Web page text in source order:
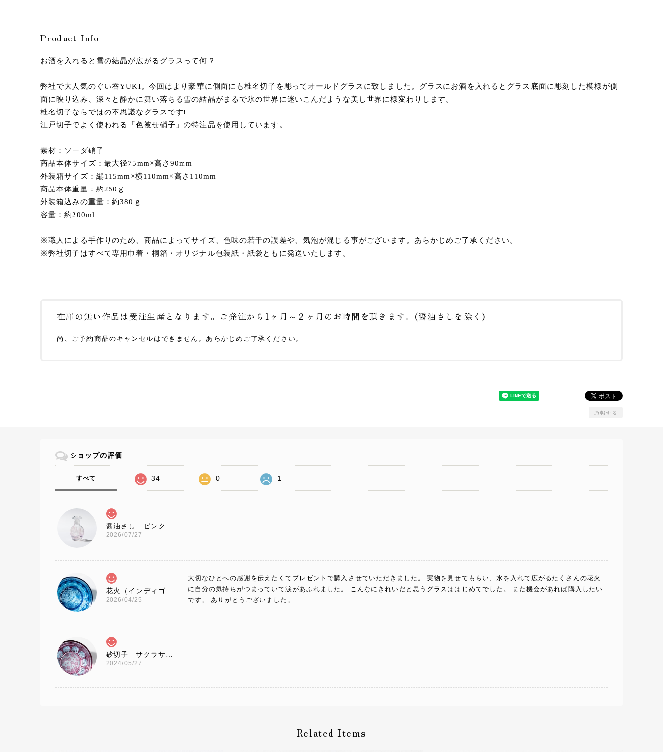
Product Info
お酒を入れると雪の結晶が広がるグラスって何？
弊社で大人気のぐい吞YUKI。今回はより豪華に側面にも椎名切子を彫ってオールドグラスに致しました。グラスにお酒を入れるとグラス底面に彫刻した模様が側
面に映り込み、深々と静かに舞い落ちる雪の結晶がまるで氷の世界に迷いこんだような美し世界に様変わりします。
椎名切子ならではの不思議なグラスです!
江戸切子でよく使われる「色被せ硝子」の特注品を使用しています。
素材：ソーダ硝子
商品本体サイズ：最大径75mm×高さ90mm
外装箱サイズ：縦115mm×横110mm×高さ110mm
商品本体重量：約250ｇ
外装箱込みの重量：約380ｇ
容量：約200ml
※職人による手作りのため、商品によってサイズ、色味の若干の誤差や、気泡が混じる事がございます。あらかじめご了承ください。
※弊社切子はすべて専用巾着・桐箱・オリジナル包装紙・紙袋ともに発送いたします。
在庫の無い作品は受注生産となります。ご発注から1ヶ月～２ヶ月のお時間を頂きます。(醤油さしを除く)
尚、ご予約商品のキャンセルはできません。あらかじめご了承ください。
通報する
ショップの評価
すべて 34 0 1
醤油さし ピンク
2026/07/27
花火（インディゴ×ライトブルー）大サイズ
2026/04/25
大切なひとへの感謝を伝えたくてプレゼントで購入させていただきました。 実物を見せてもらい、水を入れて広がるたくさんの花火
に自分の気持ちがつまっていて涙があふれました。 こんなにきれいだと思うグラスははじめてでした。 また機会があれば購入したい
です。 ありがとうございました。
砂切子 サクラサク（金赤×ライトブルー）【名入れ無料 アルファベット12文字まで】金赤という色味で還暦・百寿の方にもピッタリです！
2024/05/27
ありがとうございます！美しい赤が生える江戸切子で金運の象徴でもある金魚をモチーフにさせていただきまし
Related Items